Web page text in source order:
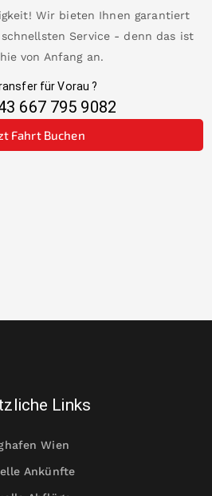
Wir bieten Ihnen garantiert
Service - denn das ist
von Anfang an.
für Vorau ?
667 795 9082
Fahrt Buchen
Links
Wien
Ankünfte